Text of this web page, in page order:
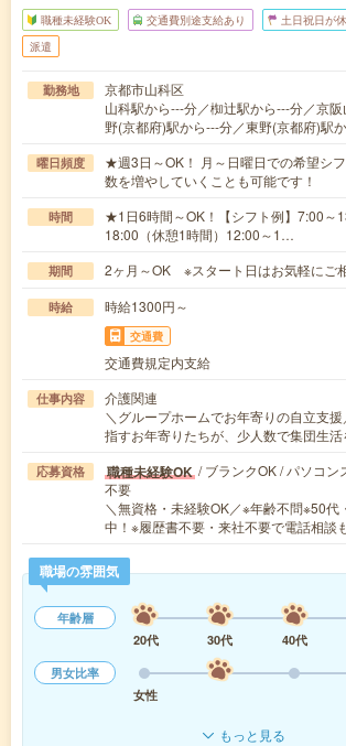
職種未経験OK 交通費別途支給あり 土日祝日が
派遣
勤務地
京都市山科区
山科駅から---分／椥辻駅から---分／京
野(京都府)駅から---分／東野(京都府)駅
曜日頻度
★週3日～OK！ 月～日曜日での希望シ
数を増やしていくことも可能です！
時間
★1日6時間～OK！【シフト例】7:00～
18:00（休憩1時間）12:00～1…
期間 2ヶ月～OK ※スタート日はお気軽にご
時給 時給1300円～
交通費
交通費規定内支給
仕事内容
介護関連
＼グループホームでお年寄りの自立支
指すお年寄りたちが、少人数で集団生
応募資格 職種未経験OK / ブランクOK / パソコン
不要
＼無資格・未経験OK／※年齢不問※50代
中！※履歴書不要・来社不要で電話相談
職場の雰囲気
年齢層
20代
30代 40代
男女比率
女性
もっと見る